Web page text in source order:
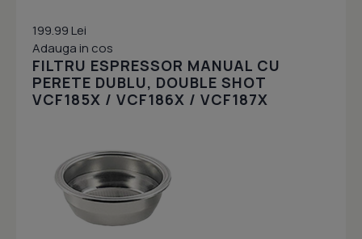
199.99 Lei
Adauga in cos
FILTRU ESPRESSOR MANUAL CU
PERETE DUBLU, DOUBLE SHOT
VCF185X / VCF186X / VCF187X